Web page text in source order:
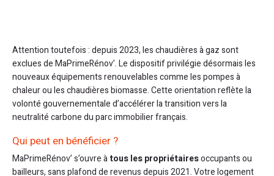
Attention toutefois : depuis 2023, les chaudières à gaz sont
exclues de MaPrimeRénov’. Le dispositif privilégie désormais les
nouveaux équipements renouvelables comme les pompes à
chaleur ou les chaudières biomasse. Cette orientation reflète la
volonté gouvernementale d’accélérer la transition vers la
neutralité carbone du parc immobilier français.
Qui peut en bénéficier ?
MaPrimeRénov’ s’ouvre àtous les propriétairesoccupants ou
bailleurs, sans plafond de revenus depuis 2021. Votre logement